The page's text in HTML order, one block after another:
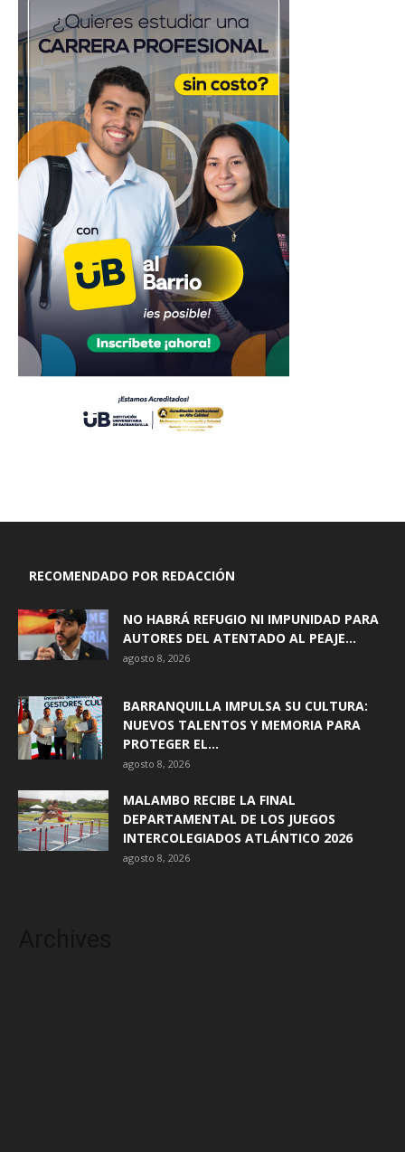
RECOMENDADO POR REDACCIÓN
NO HABRÁ REFUGIO NI IMPUNIDAD PARA
AUTORES DEL ATENTADO AL PEAJE...
agosto 8, 2026
BARRANQUILLA IMPULSA SU CULTURA:
NUEVOS TALENTOS Y MEMORIA PARA
PROTEGER EL...
agosto 8, 2026
MALAMBO RECIBE LA FINAL
DEPARTAMENTAL DE LOS JUEGOS
INTERCOLEGIADOS ATLÁNTICO 2026
agosto 8, 2026